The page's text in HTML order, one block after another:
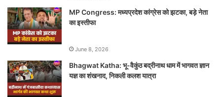
MP Congress: मध्यप्रदेश कांग्रेस को झटका, बड़े नेता
का इस्तीफा
June 8, 2026
Bhagwat Katha: भू-वैकुंठ बद्रीनाथ धाम में भागवत ज्ञान
यज्ञ का शंखनाद, निकली कलश यात्रा